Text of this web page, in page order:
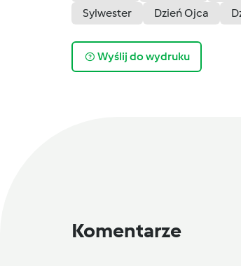
Sylwester
Dzień Ojca
Wyślij do wydruku
Komentarze